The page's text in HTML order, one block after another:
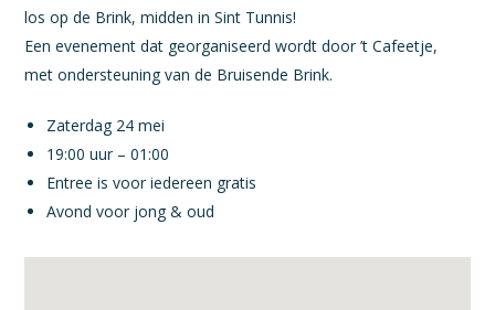
los op de Brink, midden in Sint Tunnis!
Een evenement dat georganiseerd wordt door ’t Cafeetje,
met ondersteuning van de Bruisende Brink.
Zaterdag 24 mei
19:00 uur – 01:00
Entree is voor iedereen gratis
Avond voor jong & oud